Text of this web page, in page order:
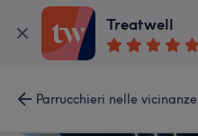
Treatwell
Parrucchieri nelle vicinanze